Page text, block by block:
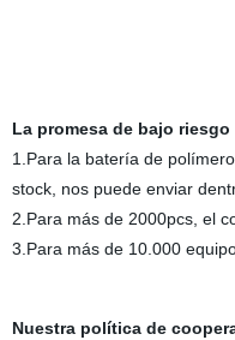
La promesa de bajo riesgo
1.Para la batería de
stock, nos puede enviar
2.Para más de 2000pcs, el
3.Para más de 10.000
Nuestra política de